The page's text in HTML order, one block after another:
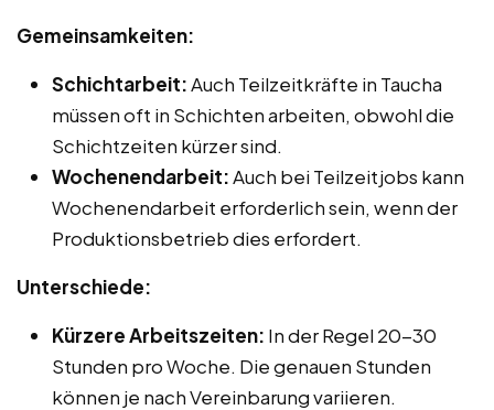
Gemeinsamkeiten:
Schichtarbeit:Auch Teilzeitkräfte in Taucha
müssen oft in Schichten arbeiten, obwohl die
Schichtzeiten kürzer sind.
Wochenendarbeit:Auch bei Teilzeitjobs kann
Wochenendarbeit erforderlich sein, wenn der
Produktionsbetrieb dies erfordert.
Unterschiede:
Kürzere Arbeitszeiten: In der Regel 20-30
Stunden pro Woche. Die genauen Stunden
können je nach Vereinbarung variieren.